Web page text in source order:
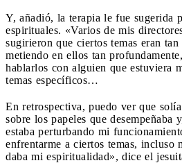
Y, añadió, la terapia le fue sugerida
espirituales. «Varios de mis
sugirieron que ciertos temas eran tan
metiendo en ellos tan
hablarlos con alguien que estuviera
temas específicos…
En retrospectiva, puedo ver que
sobre los papeles que desempeñaba
estaba perturbando mi
enfrentarme a ciertos temas, incluso
daba mi espiritualidad», dice el